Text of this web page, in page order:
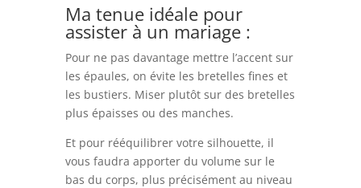
Ma tenue idéale pour
assister à un mariage :
Pour ne pas davantage mettre l’accent sur
les épaules, on évite les bretelles fines et
les bustiers. Miser plutôt sur des bretelles
plus épaisses ou des manches.
Et pour rééquilibrer votre silhouette, il
vous faudra apporter du volume sur le
bas du corps, plus précisément au niveau